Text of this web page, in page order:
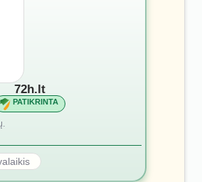
72h.lt
PATIKRINTA